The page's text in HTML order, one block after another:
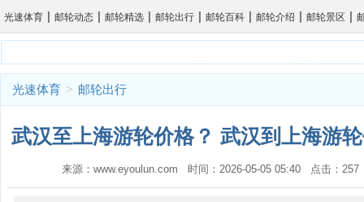
光速体育 | 邮轮动态 | 邮轮精选 | 邮轮出行 | 邮轮百科 | 邮轮介绍 | 邮轮景区 |
光速体育 > 邮轮出行
武汉至上海游轮价格？ 武汉到上海游
来源：www.eyoulun.com 时间：2026-05-05 05:40 点击：